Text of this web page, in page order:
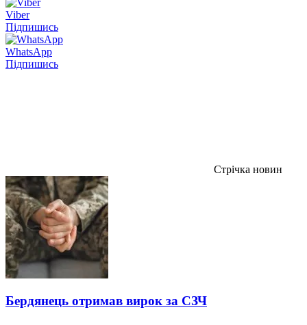
Viber
Підпишись
WhatsApp
Підпишись
Стрічка новин
Бердянець отримав вирок за СЗЧ